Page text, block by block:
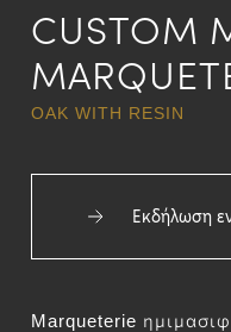
CUSTOM
OAK WITH RESIN
Εκδήλωση
Marqueterie